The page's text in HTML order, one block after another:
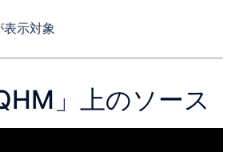
表示対象
」上のソース